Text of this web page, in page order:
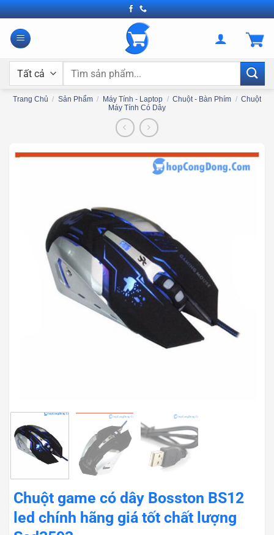
Bỏ
qua
nội
Tìm
Trang Chủ / Sản Phẩm / Máy Tính - Laptop / Chuột - Bàn Phím / Chuột
Máy Tính Có Dây
Chuột game có dây Bosston BS12
led chính hãng giá tốt chất lượng